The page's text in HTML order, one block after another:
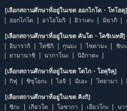
[เลือกสถานศึกษาที่อยู่ในเขต ฮอกไกโด・โทโฮคุ]
ฮอกไกโด
อาโอโมริ อิวาเตะ มิยากิ
[เลือกสถานศึกษาที่อยู่ในเขต คันโต・โคชิเนทสึ]
อิบารากิ
โทชิกิ กุนมะ ไซตามะ ชิบะ
ยามานาชิ
นากาโนะ นิอิกาตะ
[เลือกสถานศึกษาที่อยู่ในเขต โตไก・โฮคุริคุ]
กิฟุ
ชิซุโอกะ ไอจิ มิเอะ โทยามา
[เลือกสถานศึกษาที่อยู่ในเขต คิงกิ]
ชิกะ
เกียวโต โอซากา เฮียวโกะ นา